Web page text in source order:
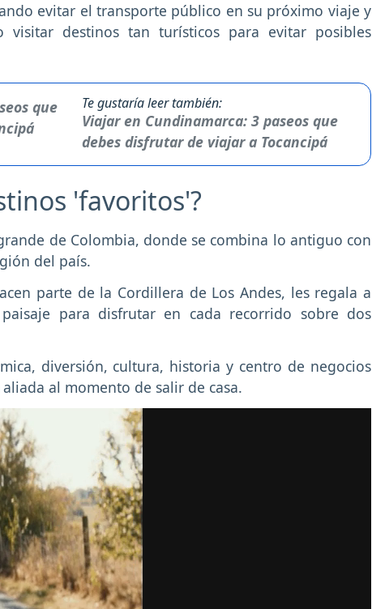
evitar el transporte público en su próximo viaje y
destinos tan turísticos para evitar posibles
Te gustaría leer también:
Viajar en Cundinamarca: 3 paseos que
debes disfrutar de viajar a Tocancipá
'favoritos'?
de Colombia, donde se combina lo antiguo con
del país.
parte de la Cordillera de Los Andes, les regala a
para disfrutar en cada recorrido sobre dos
diversión, cultura, historia y centro de negocios
al momento de salir de casa.